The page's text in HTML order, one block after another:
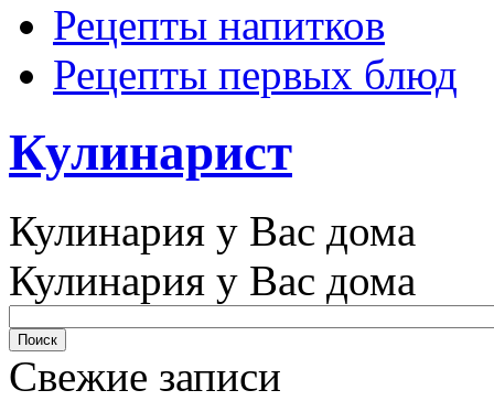
Рецепты напитков
Рецепты первых блюд
Кулинарист
Кулинария у Вас дома
Кулинария у Вас дома
Свежие записи